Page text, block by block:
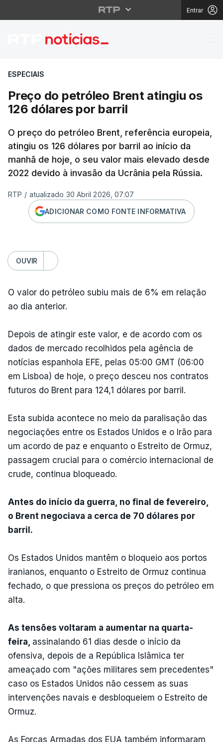
Entrar
Preço do petróleo
ESPECIAIS
Preço do petróleo Brent atingiu os
126 dólares por barril
O preço do petróleo Brent, referência europeia,
atingiu os 126 dólares por barril ao início da
manhã de hoje, o seu valor mais elevado desde
2022 devido à invasão da Ucrânia pela Rússia.
RTP / atualizado 30 Abril 2026, 07:07
ADICIONAR COMO FONTE INFORMATIVA
OUVIR
O valor do petróleo subiu mais de 6% em relação
ao dia anterior.
Depois de atingir este valor, e de acordo com os
dados de mercado recolhidos pela agência de
notícias espanhola EFE, pelas 05:00 GMT (06:00
em Lisboa) de hoje, o preço desceu nos contratos
futuros do Brent para 124,1 dólares por barril.
Esta subida acontece no meio da paralisação das
negociações entre os Estados Unidos e o Irão para
um acordo de paz e enquanto o Estreito de Ormuz,
passagem crucial para o comércio internacional de
crude, continua bloqueado.
Antes do início da guerra, no final de fevereiro,
o Brent negociava a cerca de 70 dólares por
barril.
Os Estados Unidos mantêm o bloqueio aos portos
iranianos, enquanto o Estreito de Ormuz continua
fechado, o que pressiona os preços do petróleo em
alta.
As tensões voltaram a aumentar na quarta-
feira, assinalando 61 dias desde o início da
ofensiva, depois de a República Islâmica ter
ameaçado com "ações militares sem precedentes"
caso os Estados Unidos não cessem as suas
intervenções navais e desbloqueiem o Estreito de
Ormuz.
As Forças Armadas dos EUA também informaram